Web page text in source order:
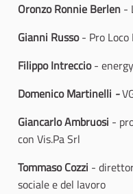
Oronzo Ronnie Berlen -
Gianni Russo- Pro Loco
Filippo Intreccio-
Domenico Martinelli -
Giancarlo Ambruosi -
con Vis.Pa Srl
Tommaso Cozzi -
sociale e del lavoro